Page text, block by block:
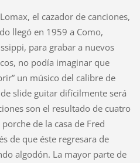
el cazador de canciones,
llegó en 1959 a Como,
para grabar a nuevos
no podía imaginar que
un músico del calibre de
slide guitar difícilmente será
son el resultado de cuatro
de la casa de Fred
de que éste regresara de
algodón. La mayor parte de